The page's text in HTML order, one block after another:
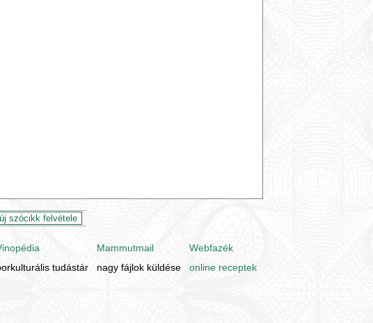
Mammutmail
Webfazék
tudástár nagy fájlok küldése online receptek